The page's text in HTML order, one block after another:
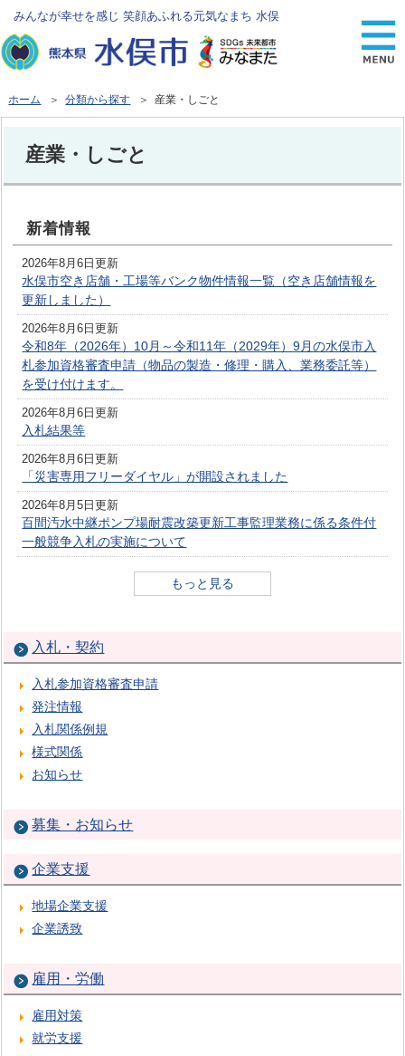
みんなが幸せを感じ 笑顔あふれる元気なまち 水俣
ホーム ＞分類から探す ＞ 産業・しごと
産業・しごと
新着情報
2026年8月6日更新
水俣市空き店舗・工場等バンク物件情報一覧（空き店舗情報を
更新しました）
2026年8月6日更新
令和8年（2026年）10月～令和11年（2029年）9月の水俣市入
札参加資格審査申請（物品の製造・修理・購入、業務委託等）
を受け付けます。
2026年8月6日更新
入札結果等
2026年8月6日更新
「災害専用フリーダイヤル」が開設されました
2026年8月5日更新
百間汚水中継ポンプ場耐震改築更新工事監理業務に係る条件付
一般競争入札の実施について
もっと見る
入札・契約
入札参加資格審査申請
発注情報
入札関係例規
様式関係
お知らせ
募集・お知らせ
企業支援
地場企業支援
企業誘致
雇用・労働
雇用対策
就労支援